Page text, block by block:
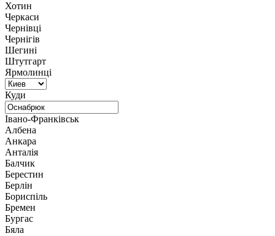
Хотин
Черкаси
Чернівці
Чернігів
Шегині
Штутгарт
Ярмолинці
Куди
Івано-Франківськ
Албена
Анкара
Анталія
Балчик
Берестин
Берлін
Бориспіль
Бремен
Бургас
Бяла